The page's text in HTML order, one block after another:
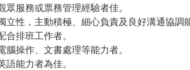
眾服務或票務管理經驗者佳。
立性，主動積極、細心負責及良好溝通協調
合排班工作者。
腦操作、文書處理等能力者。
語能力者為佳。